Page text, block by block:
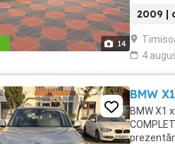
14
2009 |
4
BMW
BMW X1